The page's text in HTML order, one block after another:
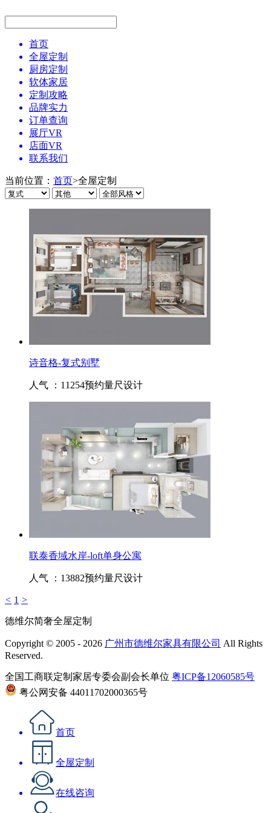
首页
全屋定制
厨房定制
软体家居
定制攻略
品牌实力
订单查询
展厅VR
店面VR
联系我们
当前位置： 首页>全屋定制
诗音格-复式别墅
人气 ：11254预约量尺设计
联泰香域水岸-loft单身公寓
人气 ：13882预约量尺设计
< 1 >
德维尔简奢全屋定制
Copyright © 2005 - 2026 广州市德维尔家具有限公司 All Rights
Reserved.
全国工商联定制家居专委会副会长单位 粤ICP备12060585号
粤公网安备 44011702000365号
首页
全屋定制
在线咨询